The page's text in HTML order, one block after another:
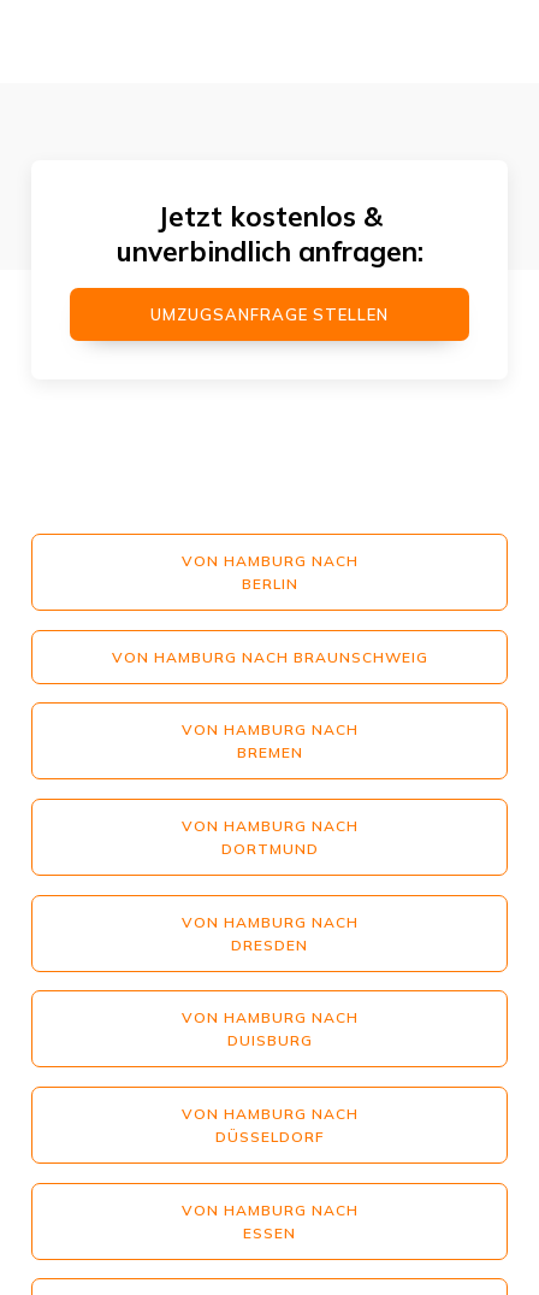
Jetzt kostenlos &
unverbindlich anfragen:
UMZUGSANFRAGE STELLEN
VON HAMBURG NACH
BERLIN
VON HAMBURG NACH BRAUNSCHWEIG
VON HAMBURG NACH
BREMEN
VON HAMBURG NACH
DORTMUND
VON HAMBURG NACH
DRESDEN
VON HAMBURG NACH
DUISBURG
VON HAMBURG NACH
DÜSSELDORF
VON HAMBURG NACH
ESSEN